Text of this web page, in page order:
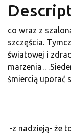
co wraz z
szczęścia.
światowej i
śmiercią uporać
-z nadzieją- że